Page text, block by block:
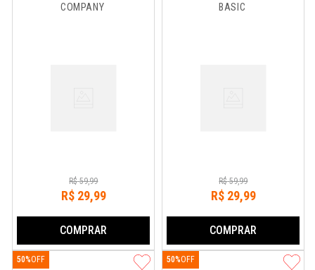
COMPANY
R$ 59,99
R$ 29,99
COMPRAR
BASIC
R$ 59,99
R$ 29,99
COMPRAR
50% 50%